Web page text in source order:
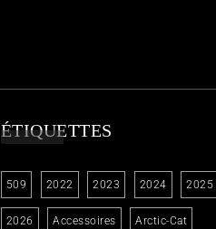
ÉTIQUETTES
509 2022 2023 2024 2025
2026 Accessoires Arctic-Cat